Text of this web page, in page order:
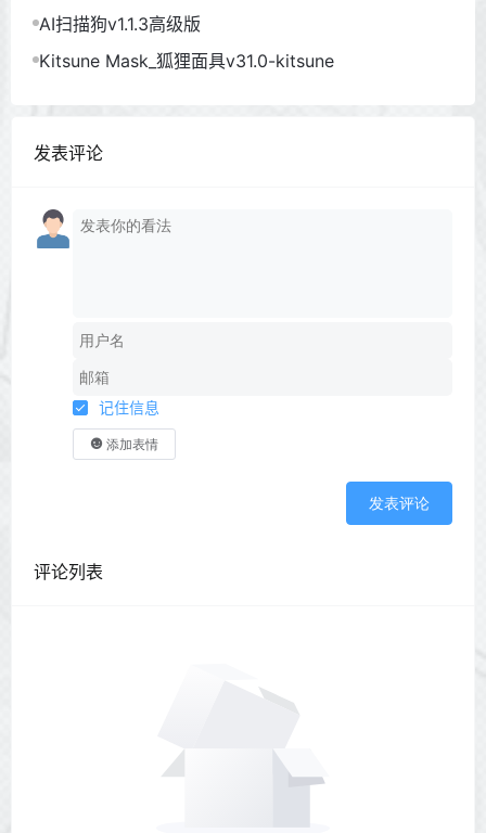
AI扫描狗v1.1.3高级版
Kitsune Mask_狐狸面具v31.0-kitsune
发表评论
记住信息
添加表情
发表评论
评论列表